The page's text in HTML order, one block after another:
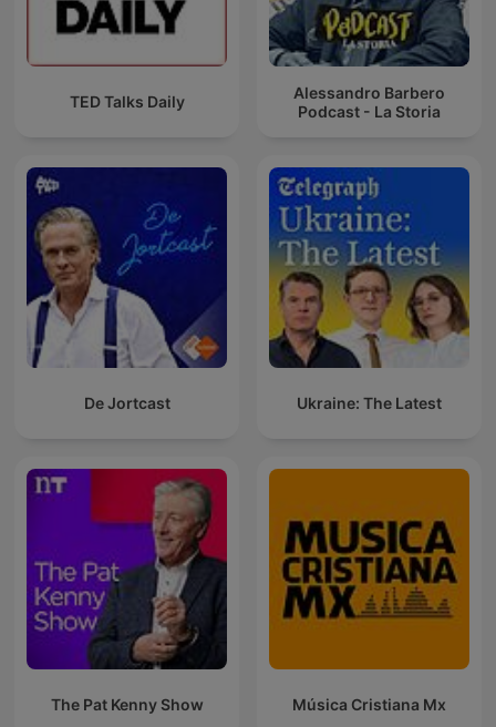
TED Talks Daily
Alessandro Barbero
Podcast - La Storia
De Jortcast Ukraine: The Latest
The Pat Kenny Show Música Cristiana Mx